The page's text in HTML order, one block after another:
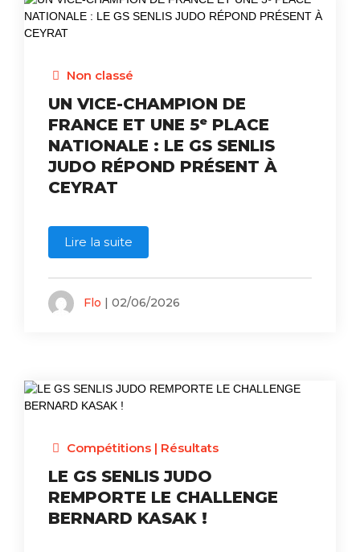
Non classé
UN VICE-CHAMPION DE
FRANCE ET UNE 5ᵉ PLACE
NATIONALE : LE GS SENLIS
JUDO RÉPOND PRÉSENT À
CEYRAT
Lire la suite
Flo | 02/06/2026
Compétitions| Résultats
LE GS SENLIS JUDO
REMPORTE LE CHALLENGE
BERNARD KASAK !